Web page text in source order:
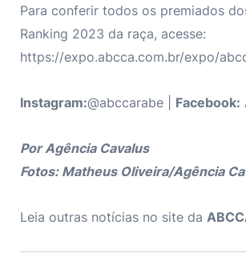
Para conferir todos os premiados
Ranking 2023 da raça, acesse:
https://expo.abcca.com.br/expo/
Instagram:@abccarabe | Facebook:
Por Agência Cavalus
Fotos: Matheus Oliveira/Agência
Leia outras notícias no site da